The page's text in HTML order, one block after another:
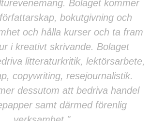
Bolaget kommer
bokutgivning och
och hålla kurser och ta fram
i kreativt skrivande. Bolaget
litteraturkritik, lektörsarbete,
copywriting, resejournalistik.
dessutom att bedriva handel
samt därmed förenlig